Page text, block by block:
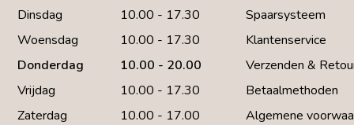
Dinsdag
10.00 - 17.30
Woensdag
10.00 - 17.30
Donderdag
10.00 - 20.00
Vrijdag
10.00 - 17.30
Zaterdag
10.00 - 17.00
Spaarsysteem
Klantenservice
Verzenden &
Betaalmethoden
Algemene